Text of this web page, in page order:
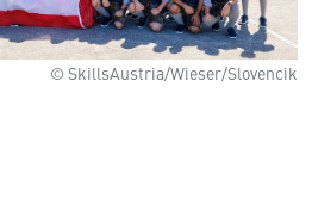
© SkillsAustria/Wieser/Slovencik